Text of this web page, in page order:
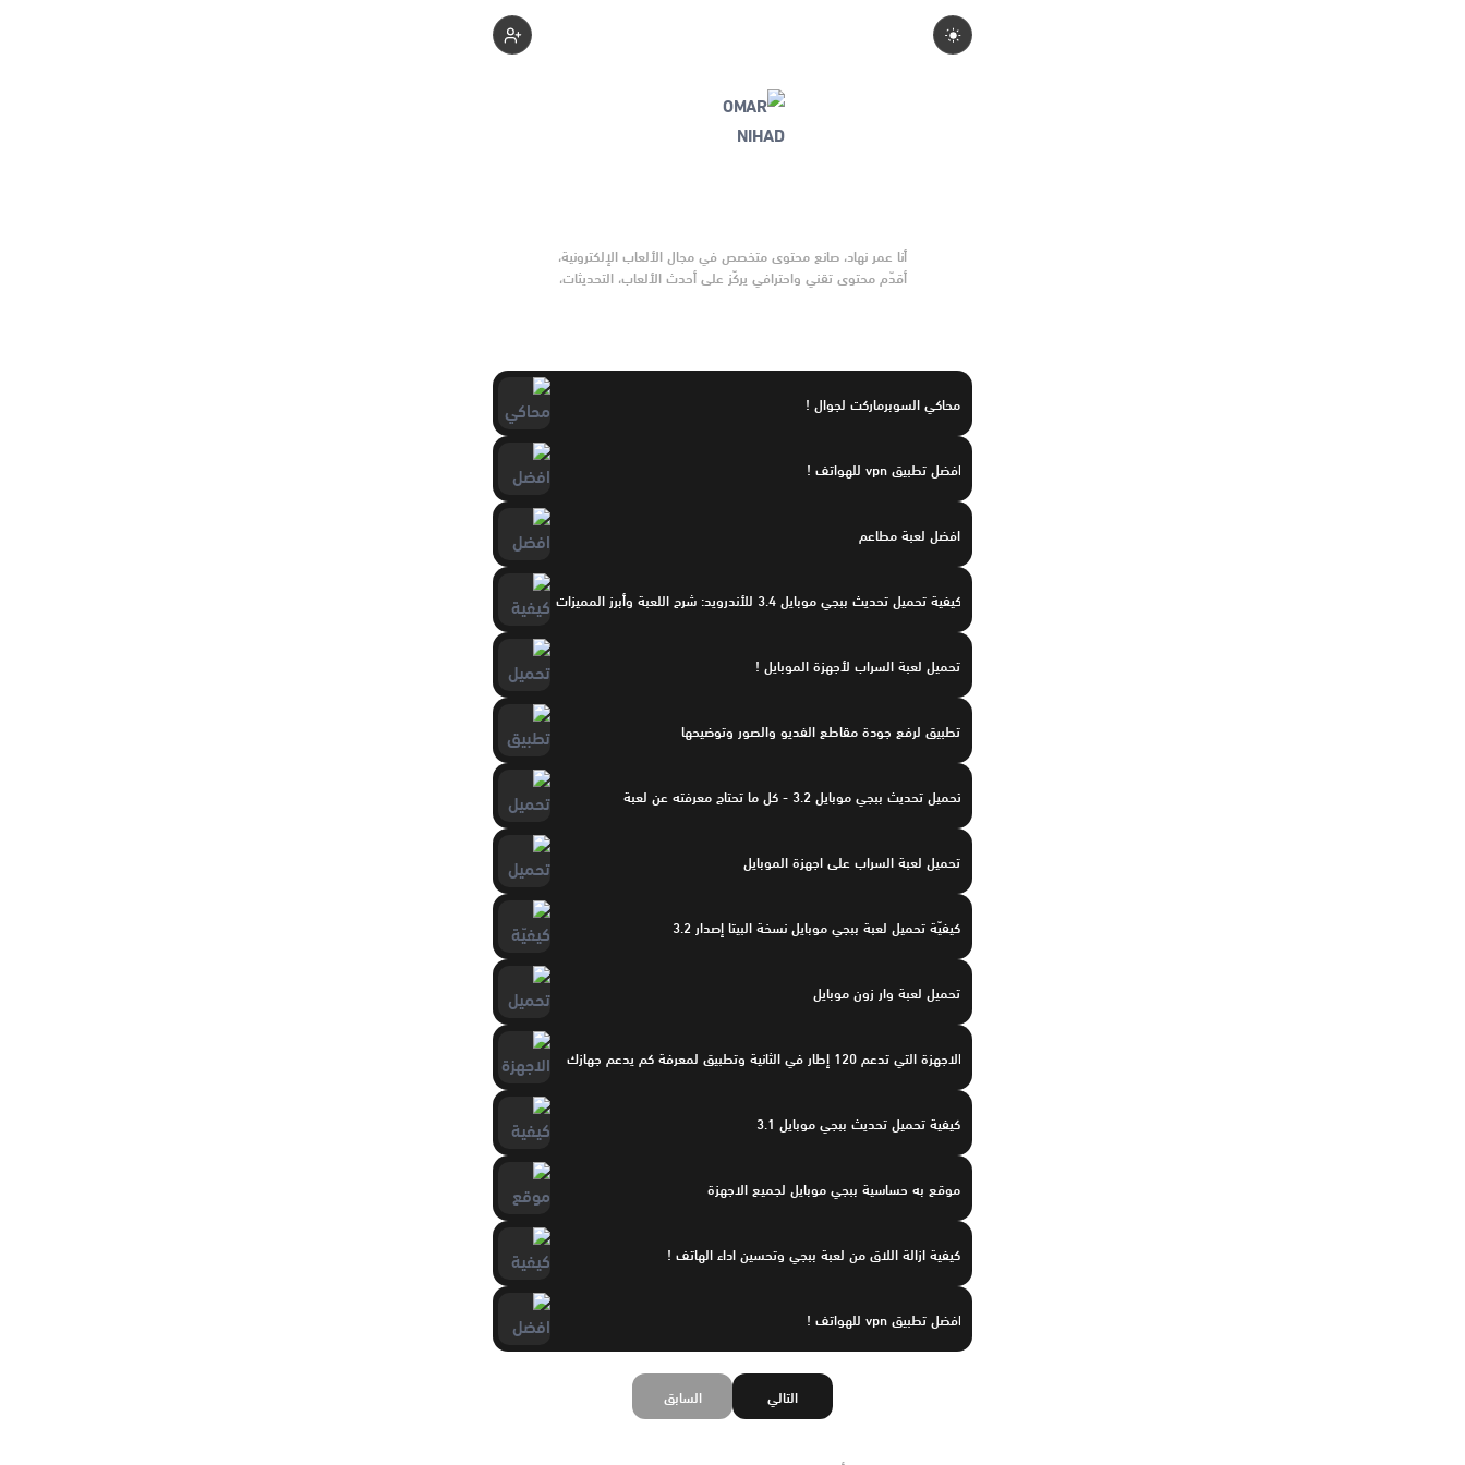
أنا عمر نهاد، صانع محتوى متخصص في مجال الألعاب الإلكترونية،
أقدّم محتوى تقني واحترافي يركّز على أحدث الألعاب، التحديثات،
محاكي السوبرماركت لجوال !
افضل تطبيق vpn للهواتف !
افضل لعبة مطاعم
كيفية تحميل تحديث ببجي موبايل 3.4 للأندرويد: شرح اللعبة وأبرز المميزات
تحميل لعبة السراب لأجهزة الموبايل !
تطبيق لرفع جودة مقاطع الفديو والصور وتوضيحها
تحميل تحديث ببجي موبايل 3.2 - كل ما تحتاج معرفته عن لعبة
تحميل لعبة السراب على اجهزة الموبايل
كيفيّة تحميل لعبة ببجي موبايل نسخة البيتا إصدار 3.2
تحميل لعبة وار زون موبايل
الاجهزة التي تدعم 120 إطار في الثانية وتطبيق لمعرفة كم يدعم جهازك
كيفية تحميل تحديث ببجي موبايل 3.1
موقع به حساسية ببجي موبايل لجميع الاجهزة
كيفية ازالة اللاق من لعبة ببجي وتحسين اداء الهاتف !
افضل تطبيق vpn للهواتف !
السابق التالي